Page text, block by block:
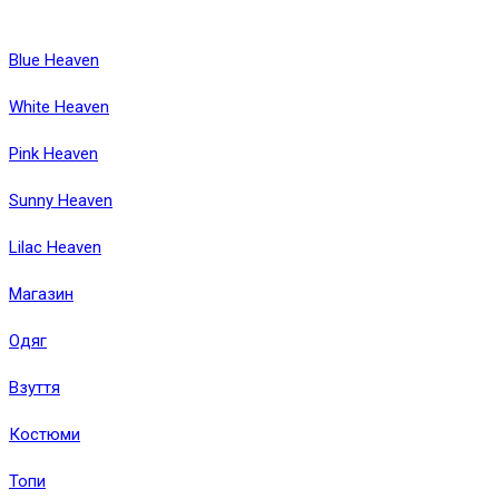
Blue Heaven
White Heaven
Pink Heaven
Sunny Heaven
Lilac Heaven
Магазин
Одяг
Взуття
Костюми
Топи